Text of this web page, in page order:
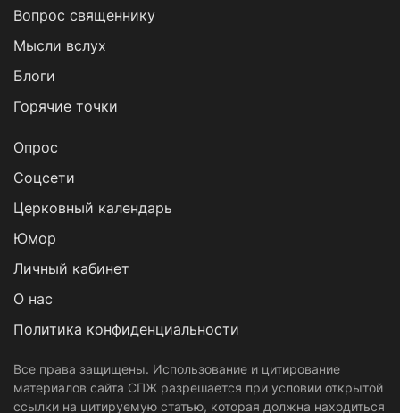
Вопрос священнику
Мысли вслух
Блоги
Горячие точки
Опрос
Cоцсети
Церковный календарь
Юмор
Личный кабинет
О нас
Политика конфиденциальности
Все права защищены. Использование и цитирование
материалов сайта СПЖ разрешается при условии открытой
ссылки на цитируемую статью, которая должна находиться